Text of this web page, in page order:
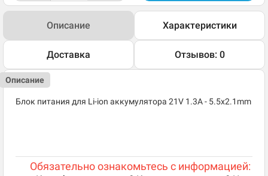
Описание Характеристики
Доставка Отзывов: 0
Описание
Блок питания для Li-ion аккумулятора 21V 1.3A - 5.5x2.1mm
Обязательно ознакомьтесь с информацией: